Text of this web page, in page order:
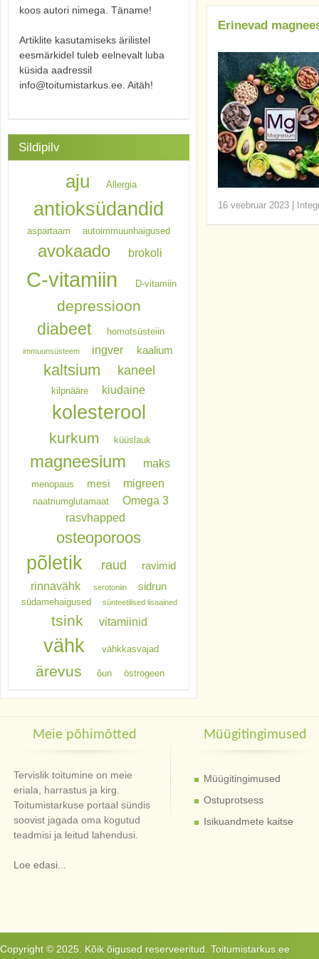
Erinevad
16 veebruar 2023
koos autori nimega. Täname!
Artiklite kasutamiseks ärilistel
eesmärkidel tuleb eelnevalt luba
küsida aadressil
info@toitumistarkus.ee. Aitäh!
Sildipilv
aju Allergia
antioksüdandid
aspartaam autoimmuunhaigused
avokaado brokoli
C-vitamiin D-vitamiin
depressioon
diabeet homotsüsteiin
immuunsüsteem ingver kaalium
kaltsium kaneel
kilpnääre kiudaine
kolesterool
kurkum küüslauk
magneesium maks
menopaus mesi migreen
naatriumglutamaat
Omega 3
rasvhapped
osteoporoos
põletik raud ravimid
rinnavähk serotoniin sidrun
südamehaigused sünteetilised lisaained
tsink vitamiinid
vähk vähkkasvajad
ärevus õun östrogeen
Meie põhimõtted
Tervislik toitumine on meie
eriala, harrastus ja kirg.
Toitumistarkuse portaal sündis
soovist jagada oma kogutud
teadmisi ja leitud lahendusi.
Loe edasi...
Müügitingimused
Müügitingimused
Ostuprotsess
Isikuandmete kaitse
Copyright © 2025. Kõik õigused reserveeritud. Toitumistarkus.ee